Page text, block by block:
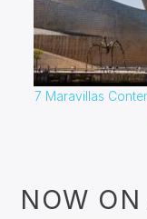
7 Maravillas
NOW ON